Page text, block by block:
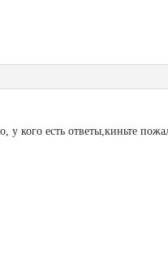
кого есть ответы,киньте